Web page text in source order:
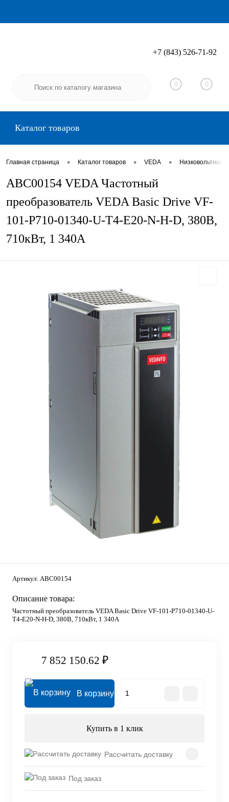
Вход Регистрация
+7 (843) 526-71-92
0 0
Каталог товаров
Главная страница • Каталог товаров • VEDA •
ABC00154 VEDA Частотный
преобразователь VEDA Basic Drive VF-
101-P710-01340-U-T4-E20-N-H-D, 380В,
710кВт, 1 340А
Артикул: ABC00154
Описание товара:
Частотный преобразователь VEDA Basic Drive VF-101-P710-01340-U-
T4-E20-N-H-D, 380В, 710кВт, 1 340А
7 852 150.62 ₽
В корзину
Купить в 1 клик
Рассчитать доставку
Под заказ